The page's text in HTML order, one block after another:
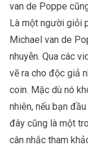
van de Poppe
Là một người giỏi
Michael van de
nhuyễn. Qua các
vẽ ra cho độc giả
coin. Mặc dù nó
nhiên, nếu bạn
đây cũng là một
cân nhắc tham